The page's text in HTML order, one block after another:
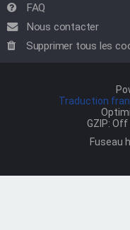
FAQ
Nous contacter
Supprimer tous les
Traduction
GZIP:
Fuseau